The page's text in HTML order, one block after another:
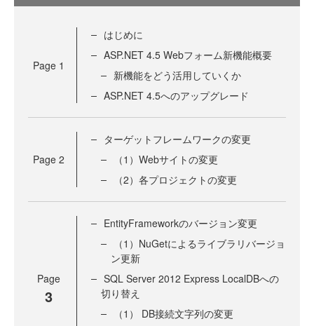
Page 1
はじめに
ASP.NET 4.5 Webフォーム新機能概要
新機能をどう活用していくか
ASP.NET 4.5へのアップグレード
Page 2
ターゲットフレームワークの変更
（1）Webサイトの変更
（2）各プロジェクトの変更
Page
3
EntityFrameworkのバージョン変更
（1）NuGetによるライブラリバージョ
ン更新
SQL Server 2012 Express LocalDBへの
切り替え
（1） DB接続文字列の変更